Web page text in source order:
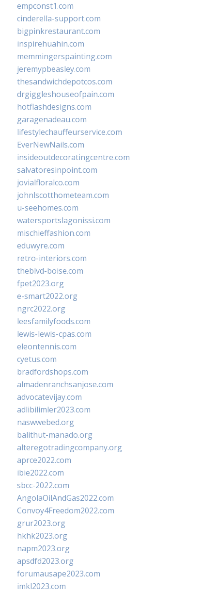
empconst1.com
cinderella-support.com
bigpinkrestaurant.com
inspirehuahin.com
memmingerspainting.com
jeremypbeasley.com
thesandwichdepotcos.com
drgiggleshouseofpain.com
hotflashdesigns.com
garagenadeau.com
lifestylechauffeurservice.com
EverNewNails.com
insideoutdecoratingcentre.com
salvatoresinpoint.com
jovialfloralco.com
johnlscotthometeam.com
u-seehomes.com
watersportslagonissi.com
mischieffashion.com
eduwyre.com
retro-interiors.com
theblvd-boise.com
fpet2023.org
e-smart2022.org
ngrc2022.org
leesfamilyfoods.com
lewis-lewis-cpas.com
eleontennis.com
cyetus.com
bradfordshops.com
almadenranchsanjose.com
advocatevijay.com
adlibilimler2023.com
naswwebed.org
balithut-manado.org
alteregotradingcompany.org
aprce2022.com
ibie2022.com
sbcc-2022.com
AngolaOilAndGas2022.com
Convoy4Freedom2022.com
grur2023.org
hkhk2023.org
napm2023.org
apsdfd2023.org
forumausape2023.com
imkl2023.com